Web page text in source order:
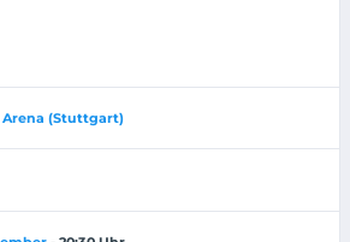
Arena (Stuttgart)